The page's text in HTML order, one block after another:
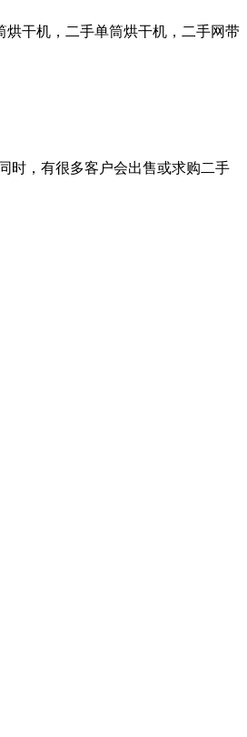
干机，二手单筒烘干机，二手网带
时，有很多客户会出售或求购二手